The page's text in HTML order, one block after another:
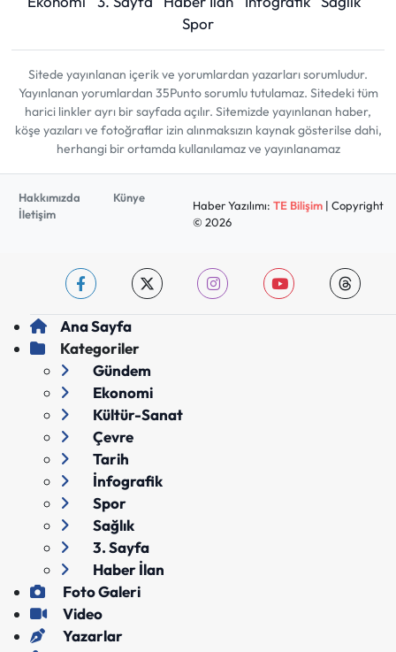
Spor
Sitede yayınlanan içerik ve yorumlardan yazarları sorumludur.
Yayınlanan yorumlardan 35Punto sorumlu tutulamaz. Sitedeki tüm
harici linkler ayrı bir sayfada açılır. Sitemizde yayınlanan haber,
köşe yazıları ve fotoğraflar izin alınmaksızın kaynak gösterilse dahi,
herhangi bir ortamda kullanılamaz ve yayınlanamaz
Hakkımızda
Künye
İletişim
Haber Yazılımı: TE Bilişim| Copyright
© 2026
Ana Sayfa
Kategoriler
Gündem
Ekonomi
Kültür-Sanat
Çevre
Tarih
İnfografik
Spor
Sağlık
3. Sayfa
Haber İlan
Foto Galeri
Video
Yazarlar